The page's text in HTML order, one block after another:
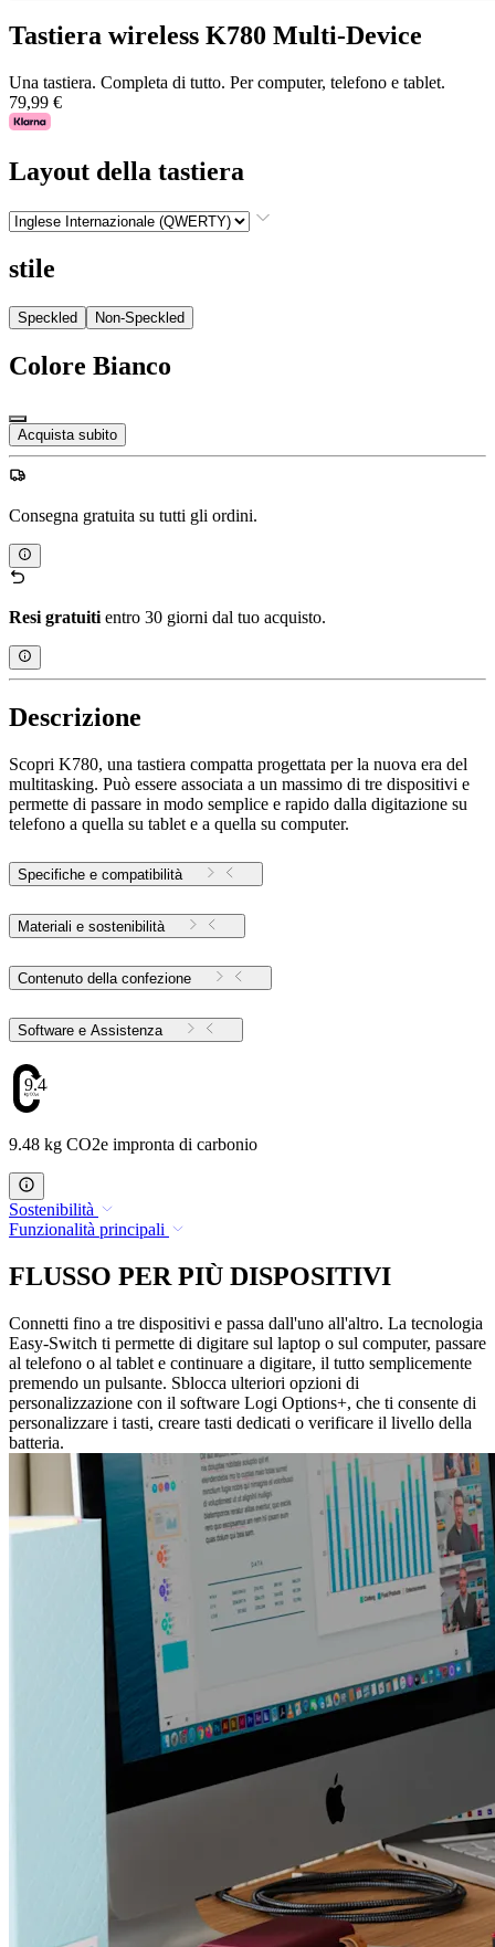
Tastiera wireless K780 Multi-Device
Una tastiera. Completa di tutto. Per computer, telefono e tablet.
79,99 €
Layout della tastiera
stile
Speckled Non-Speckled
Colore Bianco
Acquista subito
Consegna gratuita su tutti gli ordini.
Resi gratuiti entro 30 giorni dal tuo acquisto.
Descrizione
Scopri K780, una tastiera compatta progettata per la nuova era del
multitasking. Può essere associata a un massimo di tre dispositivi e
permette di passare in modo semplice e rapido dalla digitazione su
telefono a quella su tablet e a quella su computer.
Specifiche e compatibilità
Materiali e sostenibilità
Contenuto della confezione
Software e Assistenza
9.48
9.48 kg CO2e impronta di carbonio
Sostenibilità
Funzionalità principali
FLUSSO PER PIÙ DISPOSITIVI
Connetti fino a tre dispositivi e passa dall'uno all'altro. La tecnologia
Easy-Switch ti permette di digitare sul laptop o sul computer, passare
al telefono o al tablet e continuare a digitare, il tutto semplicemente
premendo un pulsante. Sblocca ulteriori opzioni di
personalizzazione con il software Logi Options+, che ti consente di
personalizzare i tasti, creare tasti dedicati o verificare il livello della
batteria.